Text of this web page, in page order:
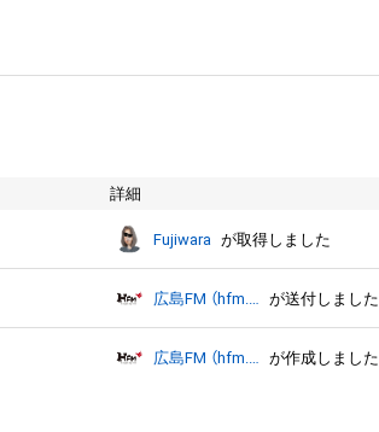
詳細
Fujiwara が取得しました
が送付しました
が作成しました